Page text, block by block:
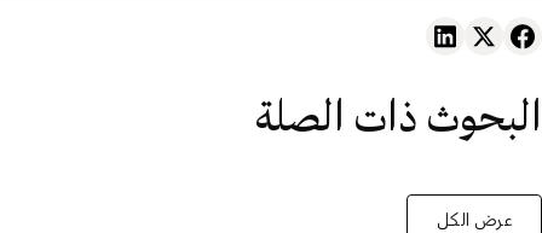
البحوث ذات الصلة
عرض الكل